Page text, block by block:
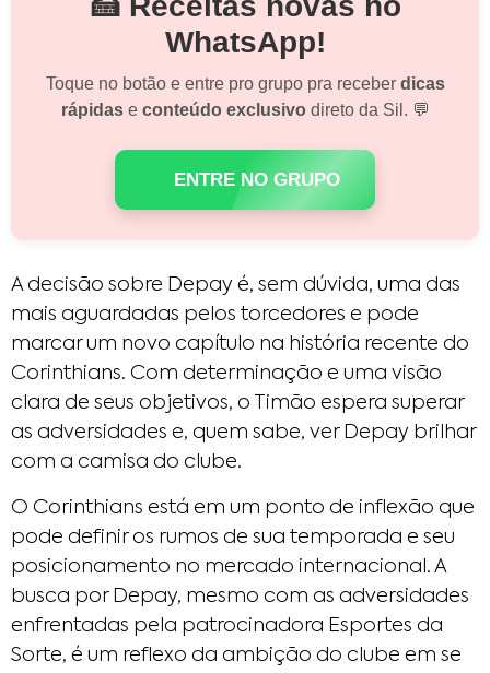
WhatsApp!
Toque no botão e entre pro grupo pra receber dicas
rápidase conteúdo exclusivodireto da Sil. 💬
ENTRE NO GRUPO
A decisão sobre Depay é, sem dúvida, uma das
mais aguardadas pelos torcedores e pode
marcar um novo capítulo na história recente do
Corinthians. Com determinação e uma visão
clara de seus objetivos, o Timão espera superar
as adversidades e, quem sabe, ver Depay brilhar
com a camisa do clube.
O Corinthians está em um ponto de inflexão que
pode definir os rumos de sua temporada e seu
posicionamento no mercado internacional. A
busca por Depay, mesmo com as adversidades
enfrentadas pela patrocinadora Esportes da
Sorte, é um reflexo da ambição do clube em se